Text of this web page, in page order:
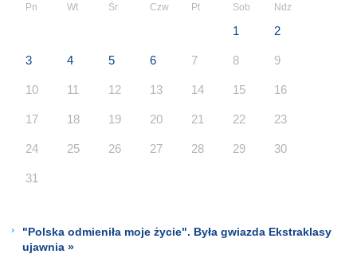
Pn Wt Śr Czw Pt Sob Ndz
1 2
3 4 5 6 7 8 9
10 11 12 13 14 15 16
17 18 19 20 21 22 23
24 25 26 27 28 29 30
31
"Polska odmieniła moje życie". Była gwiazda Ekstraklasy
ujawnia »